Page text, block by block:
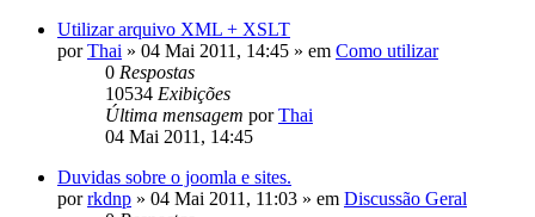
Utilizar arquivo XML + XSLT
porThai » 04 Mai 2011, 14:45 » em Como utilizar
0 Respostas
10534 Exibições
Última mensagem porThai
04 Mai 2011, 14:45
Duvidas sobre o joomla e sites.
porrkdnp » 04 Mai 2011, 11:03 » em Discussão Geral